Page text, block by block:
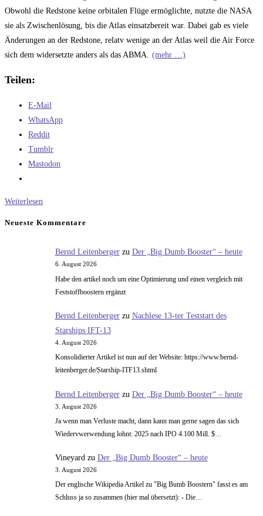
Obwohl die Redstone keine orbitalen Flüge ermöglichte, nutzte die NASA
sie als Zwischenlösung, bis die Atlas einsatzbereit war. Dabei gab es viele
Änderungen an der Redstone, relatv wenige an der Atlas weil die Air Force
sich dem widersetzte anders als das ABMA.
(mehr …)
Teilen:
E-Mail
WhatsApp
Reddit
Tumblr
Mastodon
Weiterlesen
Neueste Kommentare
Bernd Leitenbergerzu Der „Big Dumb Booster“ – heute
6. August 2026
Habe den artikel noch um eine Optimierung und einen vergleich mit
Feststoffboostern ergänzt
Bernd Leitenbergerzu Nachlese 13-ter Teststart des
Starships IFT-13
4. August 2026
Konsolidierter Artikel ist nun auf der Website: https://www.bernd-
leitenberger.de/Starship-ITF13.shtml
Bernd Leitenbergerzu Der „Big Dumb Booster“ – heute
3. August 2026
Ja wenn man Verluste macht, dann kann man gerne sagen das sich
Wiedervwerwendung lohnt: 2025 nach IPO 4.100 Mill. $…
Vineyardzu Der „Big Dumb Booster“ – heute
3. August 2026
Der englische Wikipedia Artikel zu "Big Bumb Boostern" fasst es am
Schluss ja so zusammen (hier mal übersetzt): - Die…